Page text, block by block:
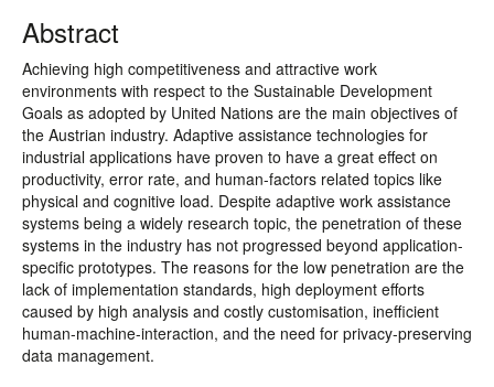
Abstract
Achieving high competitiveness and attractive work
environments with respect to the Sustainable Development
Goals as adopted by United Nations are the main objectives of
the Austrian industry. Adaptive assistance technologies for
industrial applications have proven to have a great effect on
productivity, error rate, and human-factors related topics like
physical and cognitive load. Despite adaptive work assistance
systems being a widely research topic, the penetration of these
systems in the industry has not progressed beyond application-
specific prototypes. The reasons for the low penetration are the
lack of implementation standards, high deployment efforts
caused by high analysis and costly customisation, inefficient
human-machine-interaction, and the need for privacy-preserving
data management.